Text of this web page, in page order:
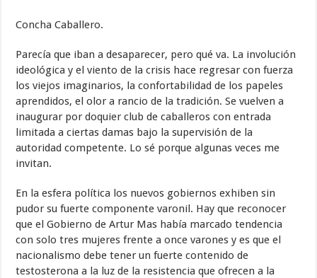
Concha Caballero.
Parecía que iban a desaparecer, pero qué va. La involución
ideológica y el viento de la crisis hace regresar con fuerza
los viejos imaginarios, la confortabilidad de los papeles
aprendidos, el olor a rancio de la tradición. Se vuelven a
inaugurar por doquier club de caballeros con entrada
limitada a ciertas damas bajo la supervisión de la
autoridad competente. Lo sé porque algunas veces me
invitan.
En la esfera política los nuevos gobiernos exhiben sin
pudor su fuerte componente varonil. Hay que reconocer
que el Gobierno de Artur Mas había marcado tendencia
con solo tres mujeres frente a once varones y es que el
nacionalismo debe tener un fuerte contenido de
testosterona a la luz de la resistencia que ofrecen a la